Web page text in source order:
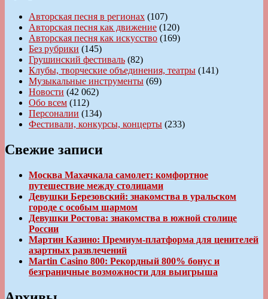
Авторская песня в регионах (107)
Авторская песня как движение (120)
Авторская песня как искусство (169)
Без рубрики (145)
Грушинский фестиваль (82)
Клубы, творческие объединения, театры (141)
Музыкальные инструменты (69)
Новости (42 062)
Обо всем (112)
Персоналии (134)
Фестивали, конкурсы, концерты (233)
Свежие записи
Москва Махачкала самолет: комфортное
путешествие между столицами
Девушки Березовский: знакомства в уральском
городе с особым шармом
Девушки Ростова: знакомства в южной столице
России
Мартин Казино: Премиум-платформа для ценителей
азартных развлечений
Martin Casino 800: Рекордный 800% бонус и
безграничные возможности для выигрыша